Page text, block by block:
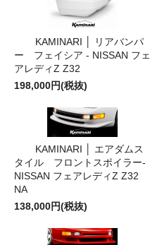
KAMINARI │ リアバンパ
ー フェイシア - NISSAN フェ
アレディZ Z32
198,000円(税抜)
KAMINARI │ エアダムス
タイル フロントスポイラー-
NISSAN フェアレディZ Z32
NA
138,000円(税抜)